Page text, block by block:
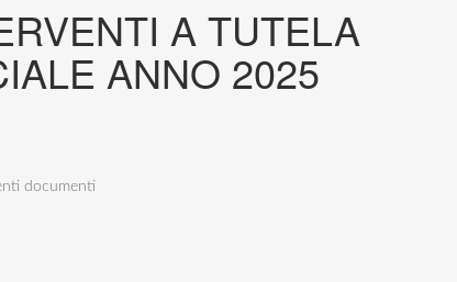
A TUTELA
ANNO 2025
documenti